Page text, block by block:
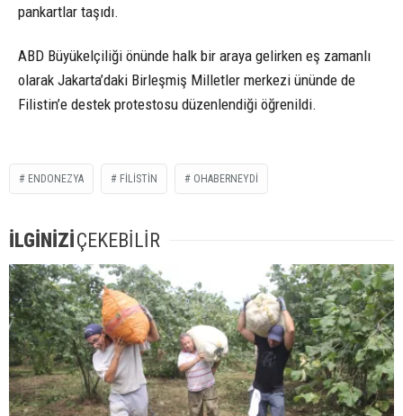
pankartlar taşıdı.
ABD Büyükelçiliği önünde halk bir araya gelirken eş zamanlı
olarak Jakarta’daki Birleşmiş Milletler merkezi ününde de
Filistin’e destek protestosu düzenlendiği öğrenildi.
ENDONEZYA FILISTIN OHABERNEYDİ
İLGİNİZİÇEKEBİLİR